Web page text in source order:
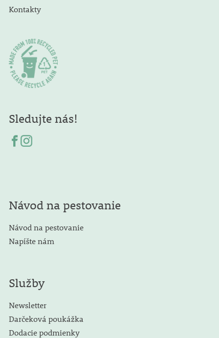
Kontakty
Sledujte nás!
Návod na pestovanie
Návod na pestovanie
Napíšte nám
Služby
Newsletter
Darčeková poukážka
Dodacie podmienky